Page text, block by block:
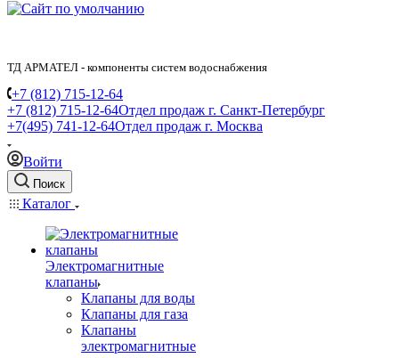
ТД АРМАТЕЛ - компоненты систем водоснабжения
+7 (812) 715-12-64
+7 (812) 715-12-64Отдел продаж г. Санкт-Петербург
+7(495) 741-12-64Отдел продаж г. Москва
Войти
Поиск
Каталог
Электромагнитные
клапаны
Клапаны для воды
Клапаны для газа
Клапаны
электромагнитные